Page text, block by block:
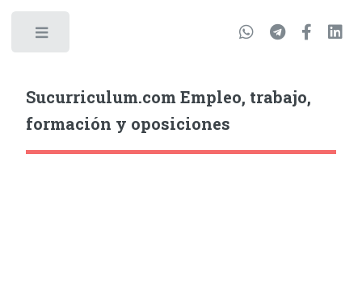
Sucurriculum.com Empleo, trabajo,
formación y oposiciones